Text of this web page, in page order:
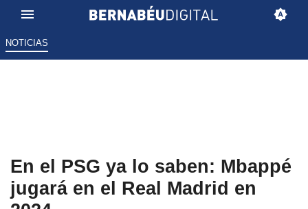
NOTICIAS
En el PSG ya lo saben: Mbappé
jugará en el Real Madrid en